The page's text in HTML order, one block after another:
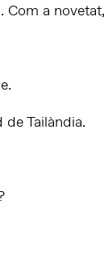
Com a
Tailàndia.